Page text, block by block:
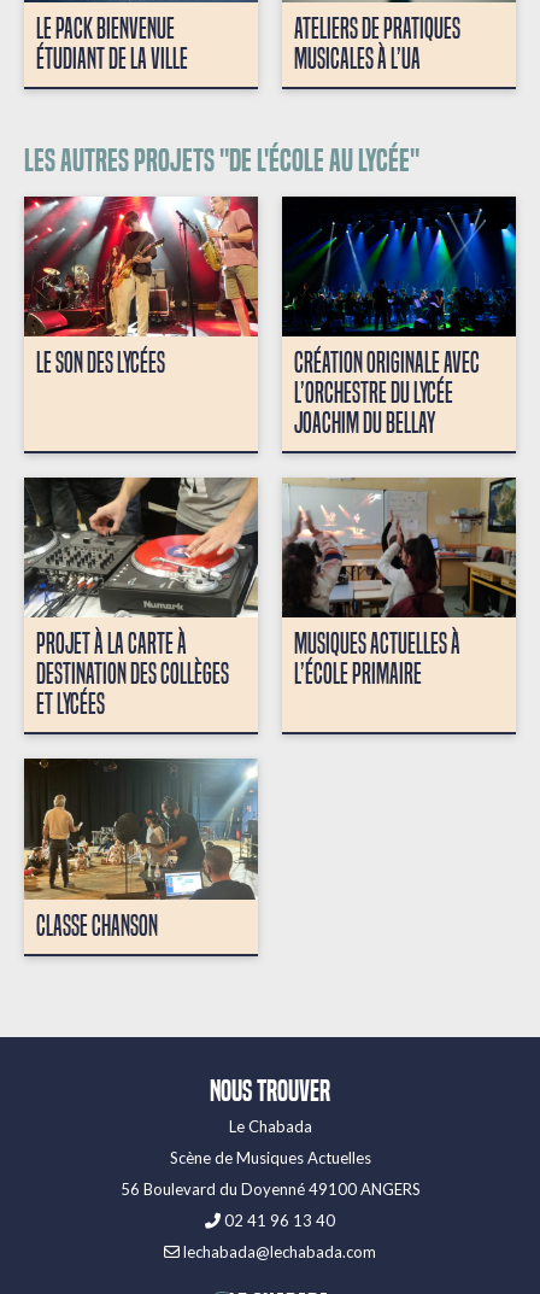
LE PACK BIENVENUE
ÉTUDIANT DE LA VILLE
ATELIERS DE PRATIQUES
MUSICALES À L’UA
Les autres projets "De l'école au lycée"
LE SON DES LYCÉES
CRÉATION ORIGINALE AVEC
L’ORCHESTRE DU LYCÉE
JOACHIM DU BELLAY
PROJET À LA CARTE À
DESTINATION DES COLLÈGES
ET LYCÉES
MUSIQUES ACTUELLES À
L’ÉCOLE PRIMAIRE
CLASSE CHANSON
Nous trouver
Le Chabada
Scène de Musiques Actuelles
56 Boulevard du Doyenné 49100 ANGERS
02 41 96 13 40
lechabada@lechabada.com